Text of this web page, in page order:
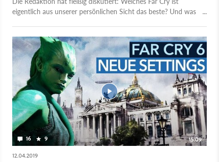
eigentlich aus unserer persönlichen Sicht das beste? Und was
16 9
15:09
12.04.2019